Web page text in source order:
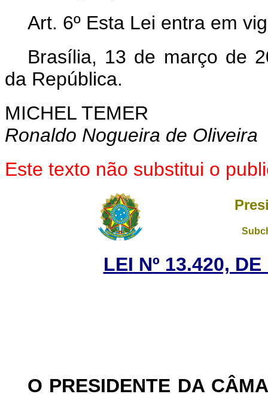
Art. 6º Esta Lei entra em
Brasília, 13 de março de
da República.
MICHEL TEMER
Ronaldo Nogueira de Oliveira
Este texto não substitui o
LEI Nº 13.420,
O PRESIDENTE DA